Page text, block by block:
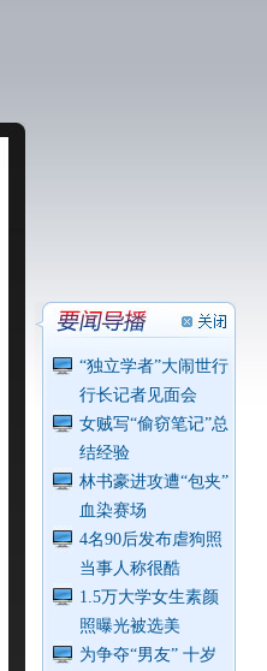
“独立学者”大闹世行
行长记者见面会
女贼写“偷窃笔记”总
结经验
林书豪进攻遭“包夹”
血染赛场
4名90后发布虐狗照
当事人称很酷
1.5万大学女生素颜
照曝光被选美
为争夺“男友” 十岁